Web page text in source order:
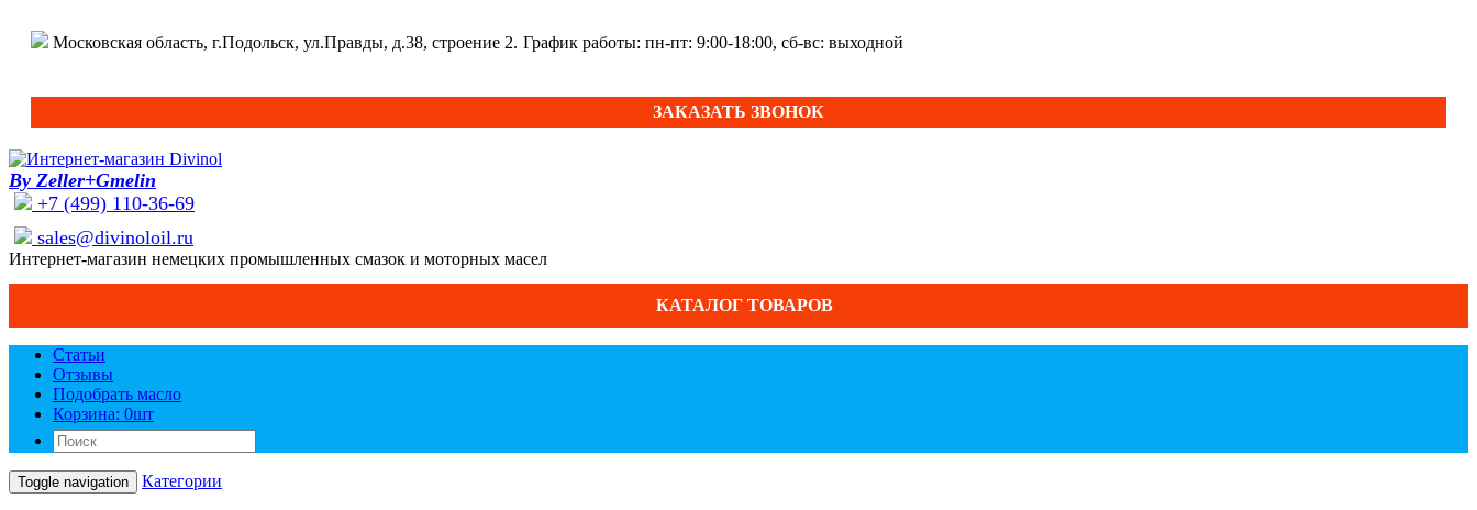
Московская область, г.Подольск, ул.Правды, д.38, строение 2. График работы: пн-пт: 9:00-18:00, сб-вс: выходной
ЗАКАЗАТЬ ЗВОНОК
By Zeller+Gmelin
+7 (499) 110-36-69
sales@divinoloil.ru
Интернет-магазин немецких промышленных смазок и моторных масел
КАТАЛОГ ТОВАРОВ
Статьи
Отзывы
Подобрать масло
Корзина: 0шт
Toggle navigation Категории